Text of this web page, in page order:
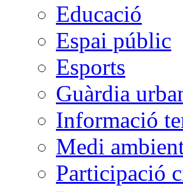
Educació
Espai públic
Esports
Guàrdia
Informació
Medi
Participació